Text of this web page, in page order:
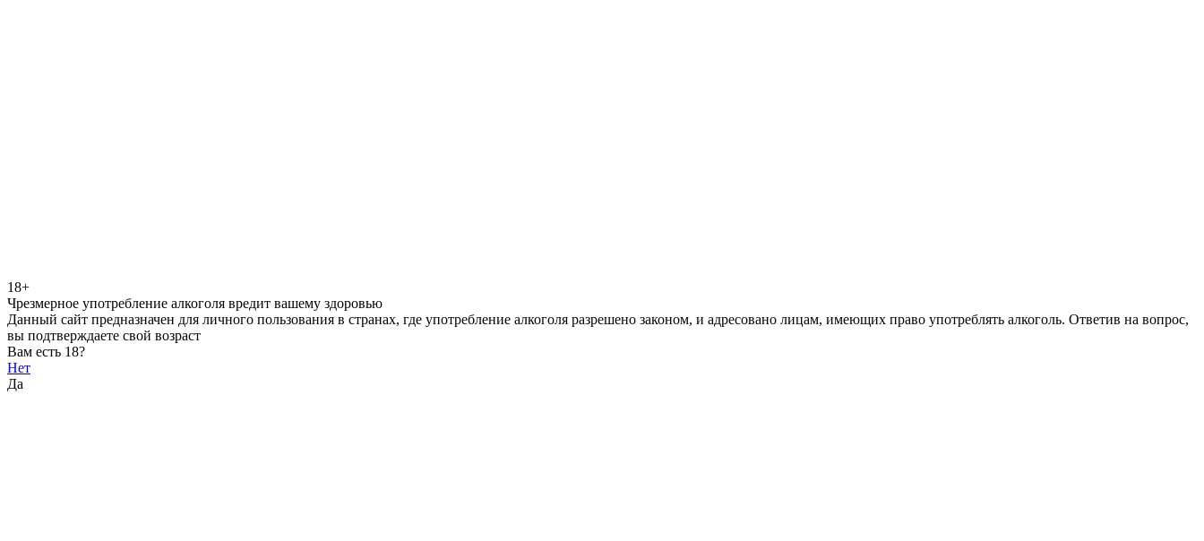
18+
Чрезмерное употребление алкоголя вредит вашему здоровью
Данный сайт предназначен для личного пользования в странах, где употребление алкоголя разрешено законом, и адресовано лицам, имеющих право употреблять алкоголь. Ответив на вопрос,
вы подтверждаете свой возраст
Вам есть 18?
Нет
Да